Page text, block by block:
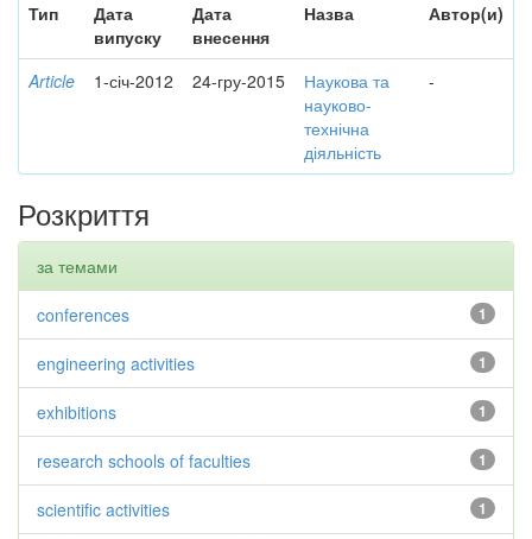
Тип
Дата
випуску
Дата
внесення
Назва Автор(и)
Article 1-січ-2012 24-гру-2015
Наукова та
науково-
технічна
діяльність
-
Розкриття
за темами
1
conferences
1
engineering activities
1
exhibitions
1
research schools of faculties
1
scientific activities